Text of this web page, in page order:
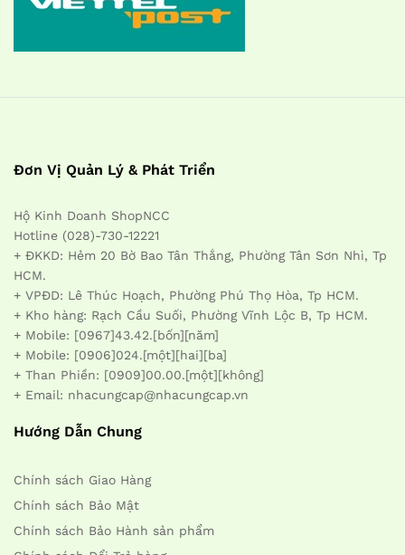
Đơn Vị Quản Lý & Phát Triển
Hộ Kinh Doanh ShopNCC
Hotline (028)-730-12221
+ ĐKKD: Hẻm 20 Bờ Bao Tân Thắng, Phường Tân Sơn Nhì, Tp
HCM.
+ VPĐD: Lê Thúc Hoạch, Phường Phú Thọ Hòa, Tp HCM.
+ Kho hàng: Rạch Cầu Suối, Phường Vĩnh Lộc B, Tp HCM.
+ Mobile: [0967]43.42.[bốn][năm]
+ Mobile: [0906]024.[một][hai][ba]
+ Than Phiền: [0909]00.00.[một][không]
+ Email: nhacungcap@nhacungcap.vn
Hướng Dẫn Chung
Chính sách Giao Hàng
Chính sách Bảo Mật
Chính sách Bảo Hành sản phẩm